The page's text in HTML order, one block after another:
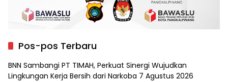
Pos-pos Terbaru
BNN Sambangi PT TIMAH, Perkuat Sinergi Wujudkan
Lingkungan Kerja Bersih dari Narkoba 7 Agustus 2026